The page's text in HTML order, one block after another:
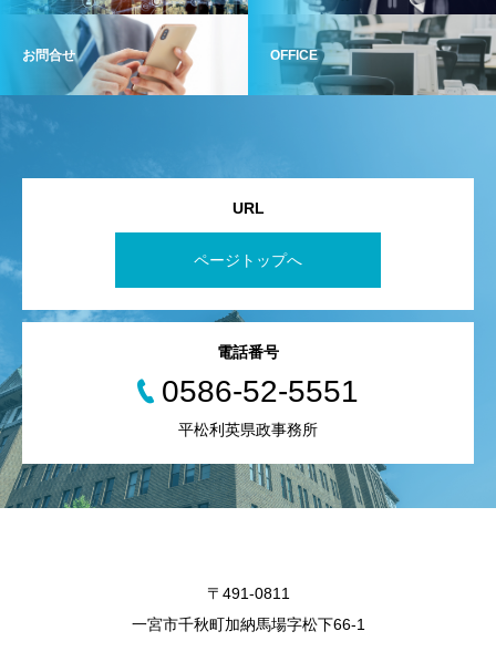
お問合せ OFFICE
URL
ページトップへ
電話番号
0586-52-5551
平松利英県政事務所
〒491-0811
一宮市千秋町加納馬場字松下66-1